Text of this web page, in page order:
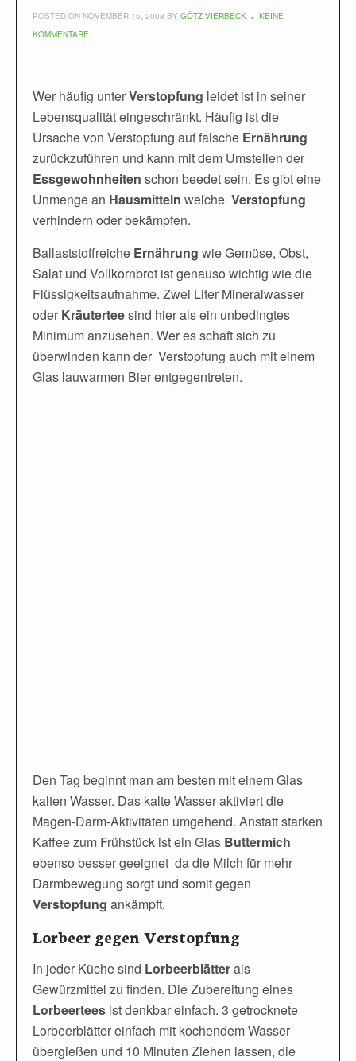
POSTED ON NOVEMBER 15, 2008 BY GÖTZ VIERBECK
KEINE
KOMMENTARE
Wer häufig unterVerstopfung leidet ist in seiner
Lebensqualität eingeschränkt. Häufig ist die
Ursache von Verstopfung auf falsche Ernährung
zurückzuführen und kann mit dem Umstellen der
Essgewohnheiten schon beedet sein. Es gibt eine
Unmenge an Hausmitteln welche Verstopfung
verhindern oder bekämpfen.
Ballaststoffreiche Ernährung wie Gemüse, Obst,
Salat und Vollkornbrot ist genauso wichtig wie die
Flüssigkeitsaufnahme. Zwei Liter Mineralwasser
oder Kräuterteesind hier als ein unbedingtes
Minimum anzusehen. Wer es schaft sich zu
überwinden kann der Verstopfung auch mit einem
Glas lauwarmen Bier entgegentreten.
Den Tag beginnt man am besten mit einem Glas
kalten Wasser. Das kalte Wasser aktiviert die
Magen-Darm-Aktivitäten umgehend. Anstatt starken
Kaffee zum Frühstück ist ein Glas Buttermich
ebenso besser geeignet da die Milch für mehr
Darmbewegung sorgt und somit gegen
Verstopfung ankämpft.
Lorbeer gegen Verstopfung
In jeder Küche sind Lorbeerblätterals
Gewürzmittel zu finden. Die Zubereitung eines
Lorbeertees ist denkbar einfach. 3 getrocknete
Lorbeerblätter einfach mit kochendem Wasser
übergießen und 10 Minuten Ziehen lassen, die